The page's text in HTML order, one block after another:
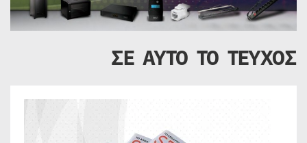
ΣΕ ΑΥΤΟ ΤΟ ΤΕΥΧΟΣ